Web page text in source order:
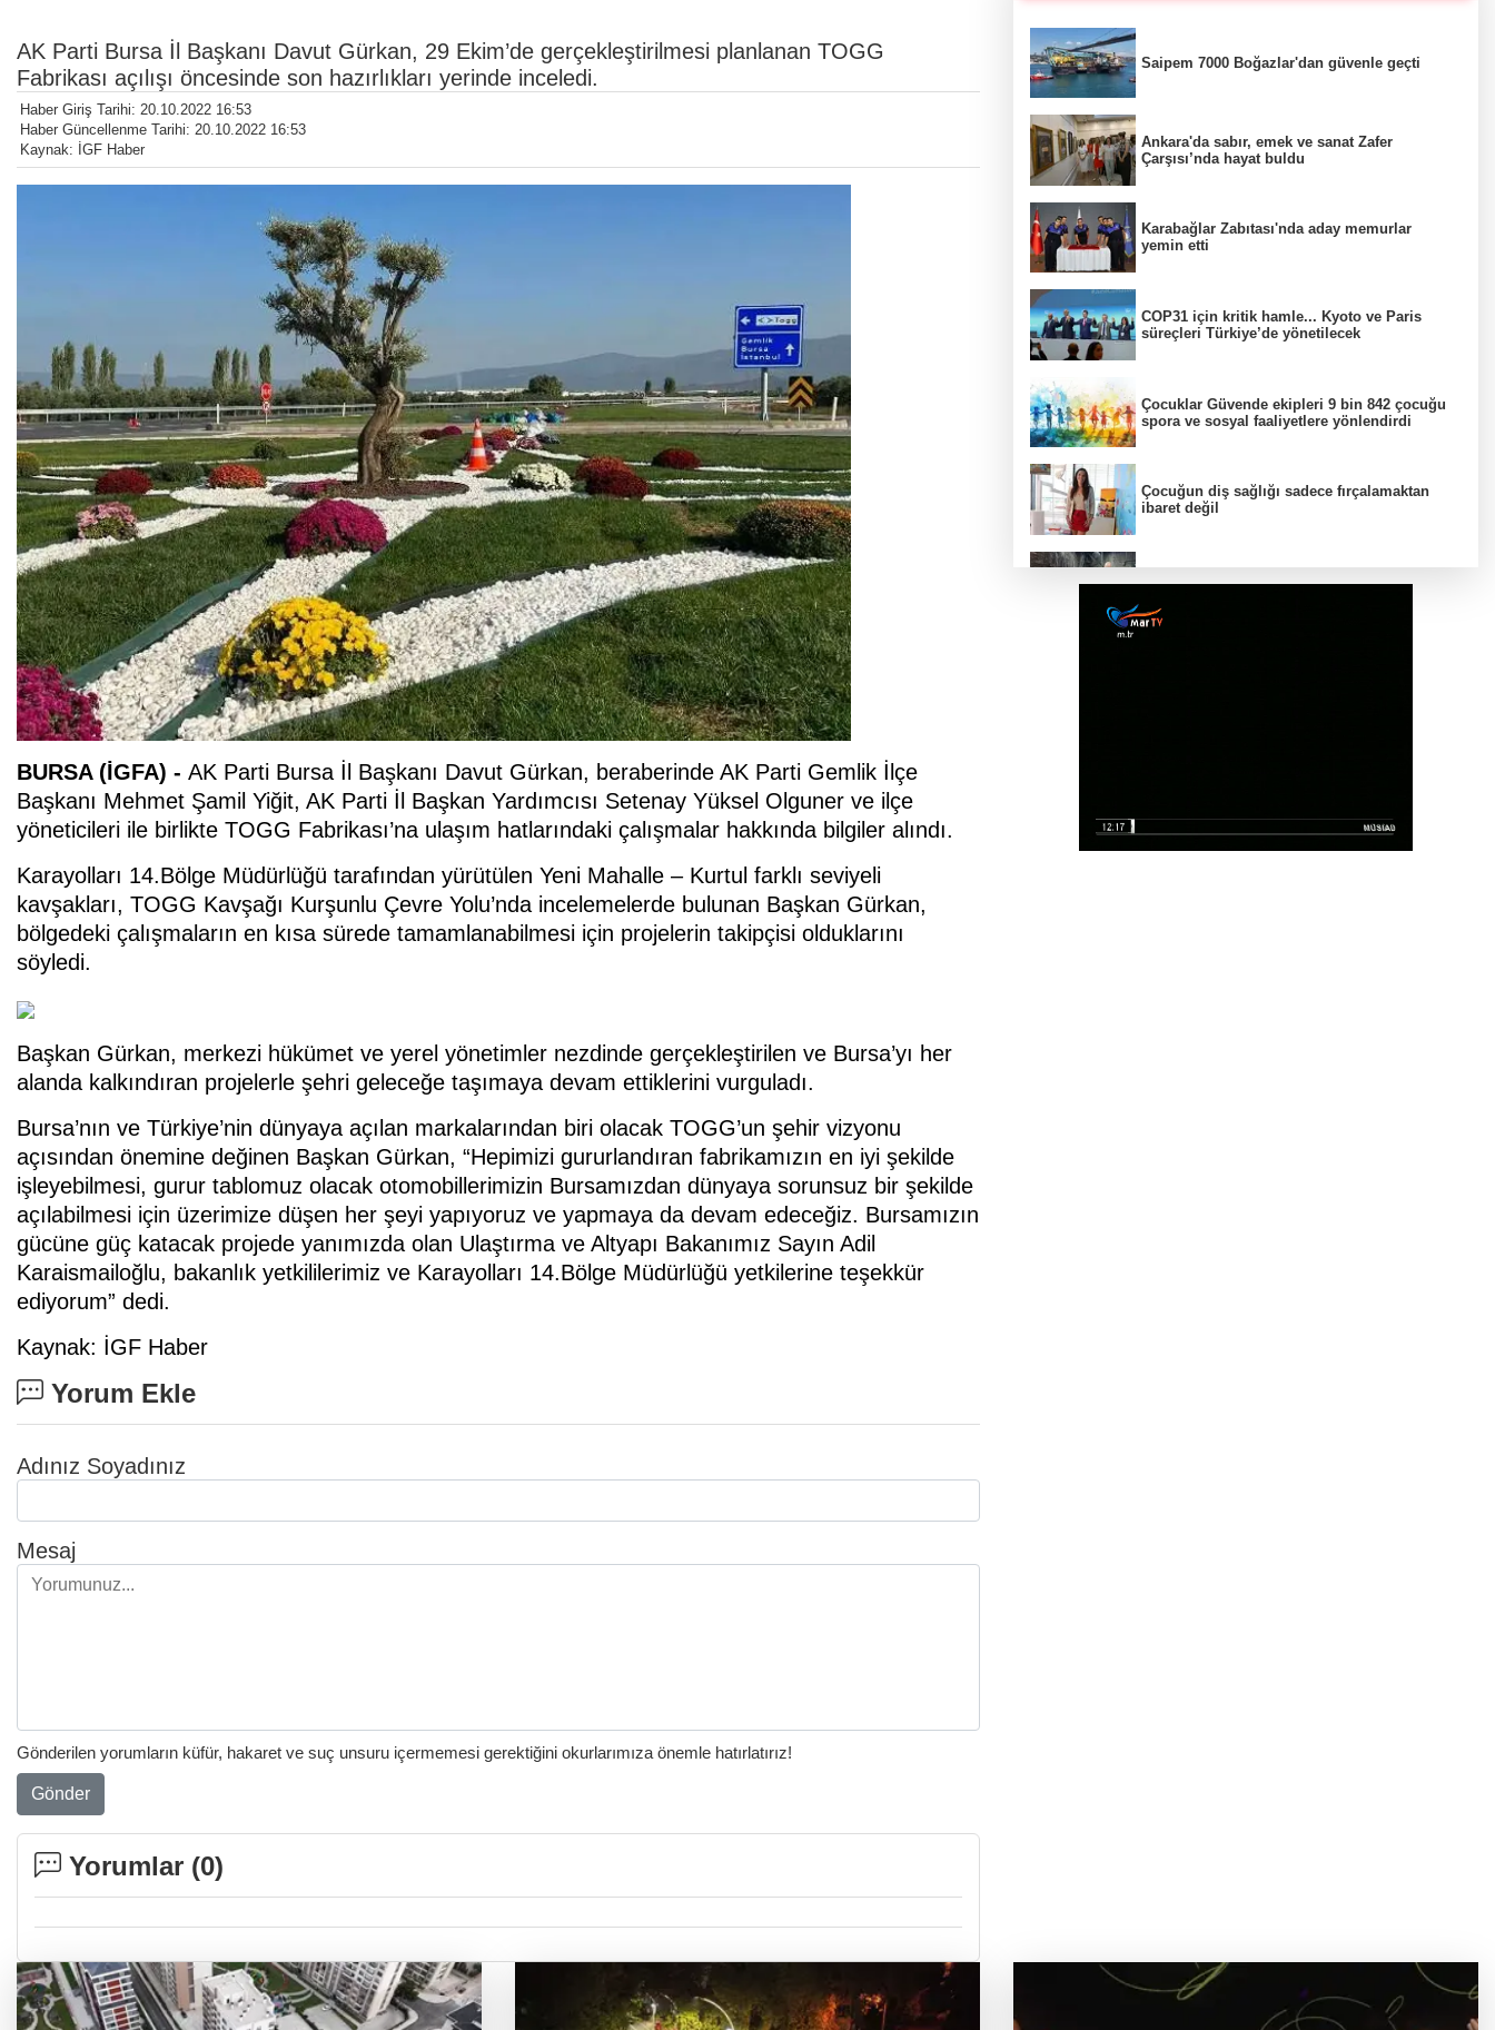
AK Parti Bursa İl Başkanı Davut Gürkan, 29 Ekim’de gerçekleştirilmesi planlanan TOGG
Fabrikası açılışı öncesinde son hazırlıkları yerinde inceledi.
Haber Giriş Tarihi: 20.10.2022 16:53
Haber Güncellenme Tarihi: 20.10.2022 16:53
Kaynak: İGF Haber
BURSA (İGFA) - AK Parti Bursa İl Başkanı Davut Gürkan, beraberinde AK Parti Gemlik İlçe
Başkanı Mehmet Şamil Yiğit, AK Parti İl Başkan Yardımcısı Setenay Yüksel Olguner ve ilçe
yöneticileri ile birlikte TOGG Fabrikası’na ulaşım hatlarındaki çalışmalar hakkında bilgiler alındı.
Karayolları 14.Bölge Müdürlüğü tarafından yürütülen Yeni Mahalle – Kurtul farklı seviyeli
kavşakları, TOGG Kavşağı Kurşunlu Çevre Yolu’nda incelemelerde bulunan Başkan Gürkan,
bölgedeki çalışmaların en kısa sürede tamamlanabilmesi için projelerin takipçisi olduklarını
söyledi.
Başkan Gürkan, merkezi hükümet ve yerel yönetimler nezdinde gerçekleştirilen ve Bursa’yı her
alanda kalkındıran projelerle şehri geleceğe taşımaya devam ettiklerini vurguladı.
Bursa’nın ve Türkiye’nin dünyaya açılan markalarından biri olacak TOGG’un şehir vizyonu
açısından önemine değinen Başkan Gürkan, “Hepimizi gururlandıran fabrikamızın en iyi şekilde
işleyebilmesi, gurur tablomuz olacak otomobillerimizin Bursamızdan dünyaya sorunsuz bir şekilde
açılabilmesi için üzerimize düşen her şeyi yapıyoruz ve yapmaya da devam edeceğiz. Bursamızın
gücüne güç katacak projede yanımızda olan Ulaştırma ve Altyapı Bakanımız Sayın Adil
Karaismailoğlu, bakanlık yetkililerimiz ve Karayolları 14.Bölge Müdürlüğü yetkilerine teşekkür
ediyorum” dedi.
Kaynak: İGF Haber
Yorum Ekle
Adınız Soyadınız
Mesaj
Gönderilen yorumların küfür, hakaret ve suç unsuru içermemesi gerektiğini okurlarımıza önemle hatırlatırız!
Gönder
Yorumlar (0)
Saipem 7000 Boğazlar'dan güvenle geçti
Ankara'da sabır, emek ve sanat Zafer
Çarşısı’nda hayat buldu
Karabağlar Zabıtası'nda aday memurlar
yemin etti
COP31 için kritik hamle... Kyoto ve Paris
süreçleri Türkiye’de yönetilecek
Çocuklar Güvende ekipleri 9 bin 842 çocuğu
spora ve sosyal faaliyetlere yönlendirdi
Çocuğun diş sağlığı sadece fırçalamaktan
ibaret değil
Aytmatov’un mirası Antalya Muratpaşa’da
büyüyor